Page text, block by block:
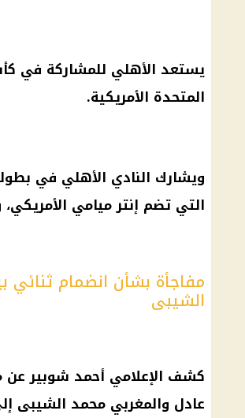
يستعد الأهلي للمشاركة في كأس
المتحدة الأمريكية.
ويشارك النادي الأهلي في
التي تضم إنتر ميامي الأمريكي،
مفاجأة بشأن انضمام ثنائي
الشيبى
كشف الإعلامي أحمد شوبيرعن
عادل والمغربي محمد الشيبى